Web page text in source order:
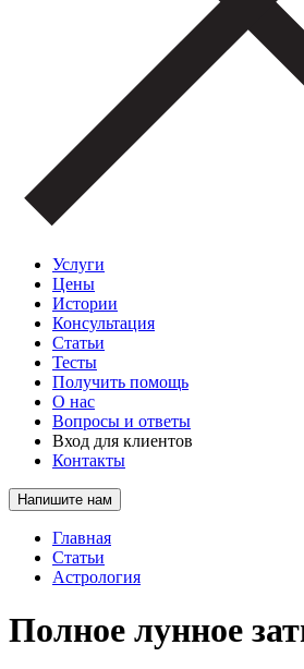
Услуги
Цены
Истории
Консультация
Статьи
Тесты
Получить помощь
О нас
Вопросы и ответы
Вход для клиентов
Контакты
Напишите нам
Главная
Статьи
Астрология
Полное лунное